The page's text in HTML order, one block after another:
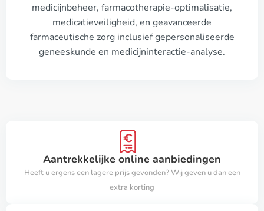
medicijnbeheer, farmacotherapie-optimalisatie,
medicatieveiligheid, en geavanceerde
farmaceutische zorg inclusief gepersonaliseerde
geneeskunde en medicijninteractie-analyse.
Aantrekkelijke online aanbiedingen
Heeft u ergens een lagere prijs gevonden? Wij geven u dan een
extra korting